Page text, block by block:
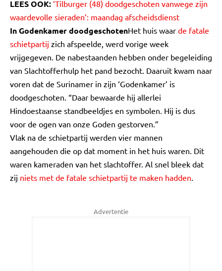
LEES OOK: ‘Tilburger (48) doodgeschoten vanwege zijn
waardevolle sieraden’: maandag afscheidsdienst
In Godenkamer doodgeschotenHet huis waar de fatale
schietpartij zich afspeelde, werd vorige week
vrijgegeven. De nabestaanden hebben onder begeleiding
van Slachtofferhulp het pand bezocht. Daaruit kwam naar
voren dat de Surinamer in zijn ‘Godenkamer’ is
doodgeschoten. “Daar bewaarde hij allerlei
Hindoestaanse standbeeldjes en symbolen. Hij is dus
voor de ogen van onze Goden gestorven.”
Vlak na de schietpartij werden vier mannen
aangehouden die op dat moment in het huis waren. Dit
waren kameraden van het slachtoffer. Al snel bleek dat
zij niets met de fatale schietpartij te maken hadden.
Advertentie